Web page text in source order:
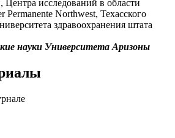
исследований в области
Permanente Northwest, Техасского
здравоохранения штата
науки Университета Аризоны